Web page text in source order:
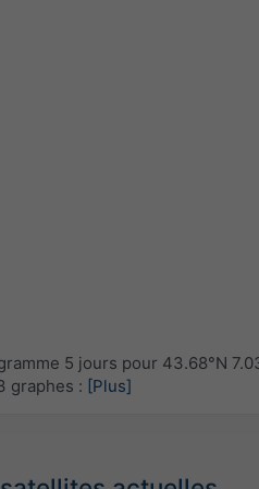
5 jours pour 43.68°N
graphes : [Plus]